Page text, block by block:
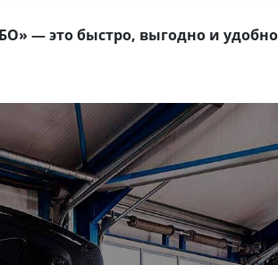
— это быстро, выгодно и